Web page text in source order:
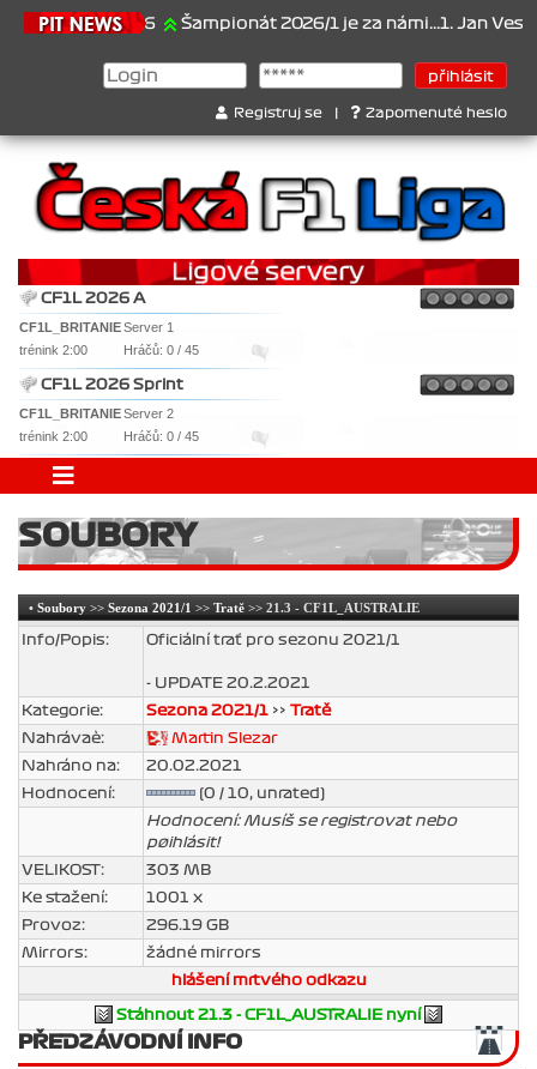
21.6.2026 Šampionát 2026/1 je za námi...1. Jan
Registruj se Zapomenuté heslo
CF1L 2026 A
CF1L_BRITANIEServer 1
trénink 2:00
Hráčů: 0 / 45
CF1L 2026 Sprint
CF1L_BRITANIEServer 2
trénink 2:00
Hráčů: 0 / 45
SOUBORY
• Soubory >> Sezona 2021/1 >> Tratě >> 21.3 - CF1L_AUSTRALIE
Info/Popis: Oficiální trať pro sezonu 2021/1
- UPDATE 20.2.2021
Kategorie:
Sezona 2021/1 >> Tratě
Nahrávaè:
Martin Slezar
Nahráno na:
20.02.2021
Hodnocení:
(0 / 10, unrated)
Hodnocení: Musíš se registrovat nebo
pøihlásit!
VELIKOST:
303 MB
Ke stažení:
1001 x
Provoz:
296.19 GB
Mirrors:
žádné mirrors
hlášení mrtvého odkazu
Stáhnout 21.3 - CF1L_AUSTRALIE nyní
PŘEDZÁVODNÍ INFO